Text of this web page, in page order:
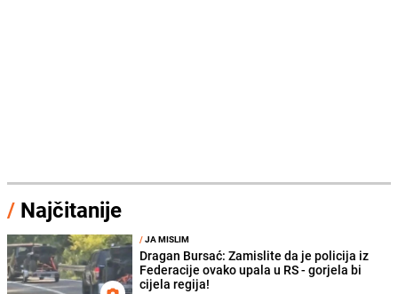
/ Najčitanije
/JA MISLIM
Dragan Bursać: Zamislite da je policija iz
Federacije ovako upala u RS - gorjela bi
cijela regija!